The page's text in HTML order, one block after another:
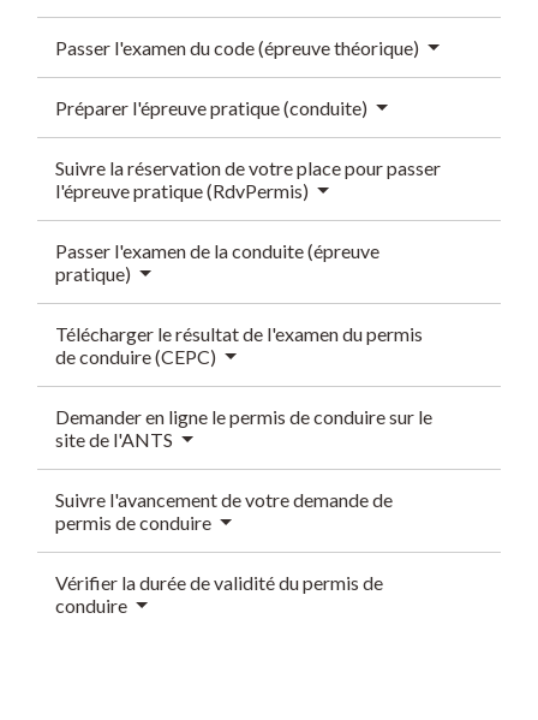
Passer l'examen du code (épreuve théorique)
Préparer l'épreuve pratique (conduite)
Suivre la réservation de votre place pour passer
l'épreuve pratique (RdvPermis)
Passer l'examen de la conduite (épreuve
pratique)
Télécharger le résultat de l'examen du permis
de conduire (CEPC)
Demander en ligne le permis de conduire sur le
site de l'ANTS
Suivre l'avancement de votre demande de
permis de conduire
Vérifier la durée de validité du permis de
conduire